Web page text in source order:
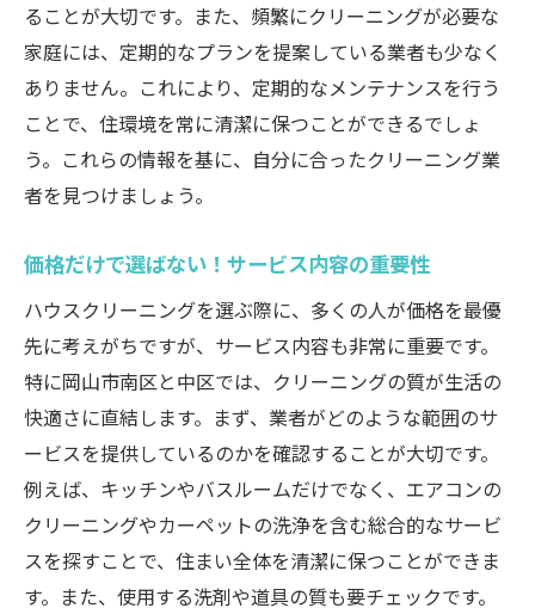
ることが大切です。また、頻繁にクリーニングが必要な
家庭には、定期的なプランを提案している業者も少なく
ありません。これにより、定期的なメンテナンスを行う
ことで、住環境を常に清潔に保つことができるでしょ
う。これらの情報を基に、自分に合ったクリーニング業
者を見つけましょう。
価格だけで選ばない！サービス内容の重要性
ハウスクリーニングを選ぶ際に、多くの人が価格を最優
先に考えがちですが、サービス内容も非常に重要です。
特に岡山市南区と中区では、クリーニングの質が生活の
快適さに直結します。まず、業者がどのような範囲のサ
ービスを提供しているのかを確認することが大切です。
例えば、キッチンやバスルームだけでなく、エアコンの
クリーニングやカーペットの洗浄を含む総合的なサービ
スを探すことで、住まい全体を清潔に保つことができま
す。また、使用する洗剤や道具の質も要チェックです。